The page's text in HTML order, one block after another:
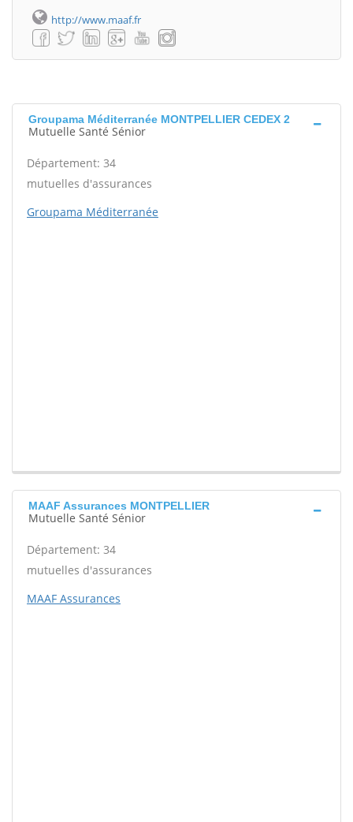
http://www.maaf.fr
Groupama Méditerranée MONTPELLIER CEDEX 2
Mutuelle Santé Sénior
Département: 34
mutuelles d'assurances
Groupama Méditerranée
MAAF Assurances MONTPELLIER
Mutuelle Santé Sénior
Département: 34
mutuelles d'assurances
MAAF Assurances